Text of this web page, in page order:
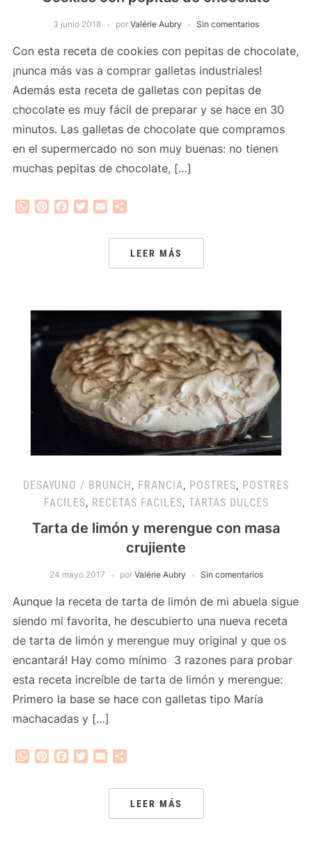
3 junio 2018 por Valérie Aubry Sin comentarios
Con esta receta de cookies con pepitas de chocolate,
¡nunca más vas a comprar galletas industriales!
Además esta receta de galletas con pepitas de
chocolate es muy fácil de preparar y se hace en 30
minutos. Las galletas de chocolate que compramos
en el supermercado no son muy buenas: no tienen
muchas pepitas de chocolate, […]
WhatsApp
PinterestFacebook
Twitter
Email
LEER MÁS
DESAYUNO / BRUNCH, FRANCIA, POSTRES, POSTRES
FACILES, RECETAS FACILES, TARTAS DULCES
Tarta de limón y merengue con masa
crujiente
24 mayo 2017 por Valérie Aubry Sin comentarios
Aunque la receta de tarta de limón de mi abuela sigue
siendo mi favorita, he descubierto una nueva receta
de tarta de limón y merengue muy original y que os
encantará! Hay como mínimo 3 razones para probar
esta receta increíble de tarta de limón y merengue:
Primero la base se hace con galletas tipo María
machacadas y […]
WhatsApp
PinterestFacebook
Twitter
Email
LEER MÁS